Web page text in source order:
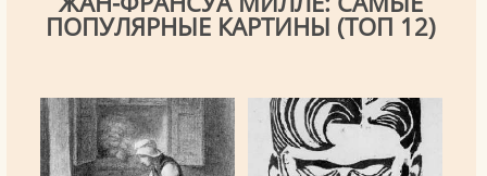
ПОПУЛЯРНЫЕ КАРТИНЫ (ТОП 12)